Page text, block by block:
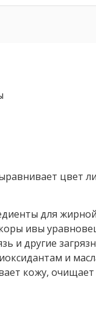
цвет
для
ивы
и другие
и
кожу,